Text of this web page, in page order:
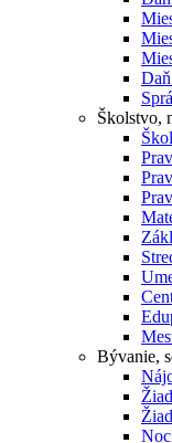
Školstvo,
Bývanie,